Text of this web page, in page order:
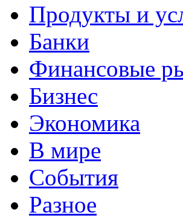
Продукты и
Банки
Финансовые
Бизнес
Экономика
В мире
События
Разное